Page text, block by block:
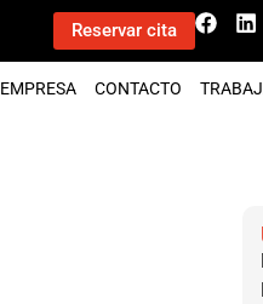
Reservar cita
EMPRESA CONTACTO